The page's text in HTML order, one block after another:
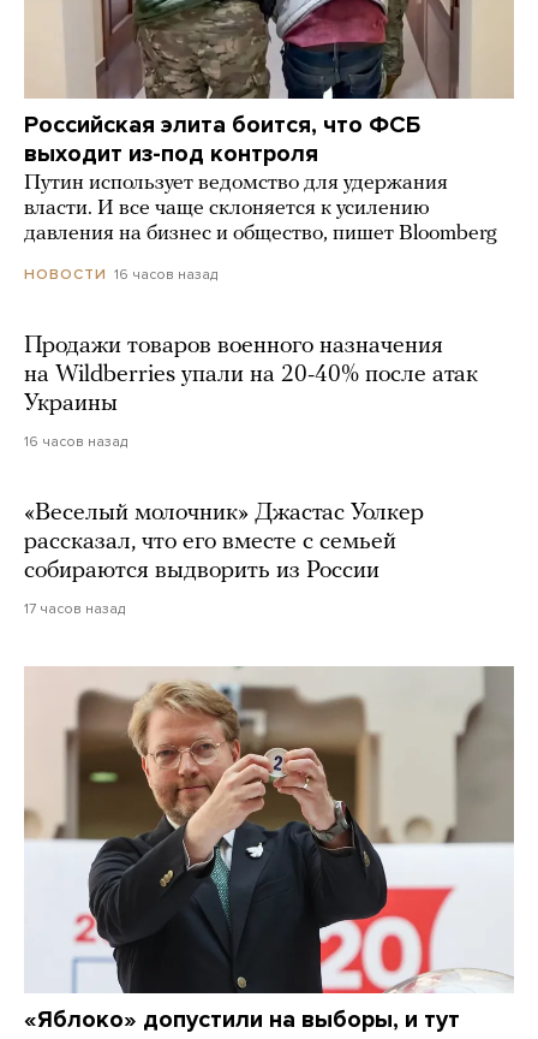
Российская элита боится, что ФСБ
выходит из-под контроля
Путин использует ведомство для удержания
власти. И все чаще склоняется к усилению
давления на бизнес и общество, пишет Bloomberg
НОВОСТИ 16 часов назад
Продажи товаров военного назначения
на Wildberries упали на 20-40% после атак
Украины
16 часов назад
«Веселый молочник» Джастас Уолкер
рассказал, что его вместе с семьей
собираются выдворить из России
17 часов назад
«Яблоко» допустили на выборы, и тут